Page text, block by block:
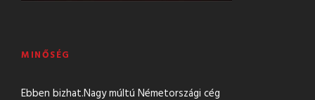
MINŐSÉG
Ebben bizhat.Nagy múltú Németországi cég